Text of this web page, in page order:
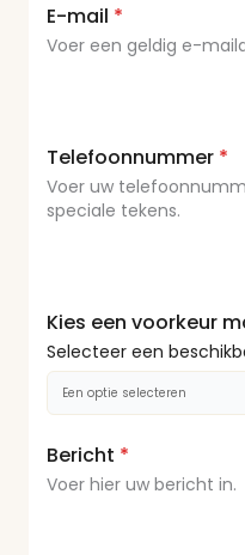
E-mail *
Voer een geldig e-
Telefoonnummer *
Voer uw
speciale tekens.
Kies een voorkeur
Selecteer een
Bericht *
Voer hier uw bericht in.